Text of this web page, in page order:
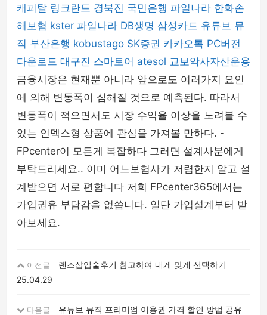
캐피탈 링크란트 경북진 국민은행 파일나라 한화손
해보험 kster 파일나라 DB생명 삼성카드 유튜브 뮤
직 부산은행 kobustago SK증권 카카오톡 PC버전
다운로드 대구진 스마토어 atesol 교보악사자산운용
금융시장은 현재뿐 아니라 앞으로도 여러가지 요인
에 의해 변동폭이 심해질 것으로 예측된다. 따라서
변동폭이 적으면서도 시장 수익율 이상을 노려볼 수
있는 인덱스형 상품에 관심을 가져볼 만하다. -
FPcenter이 모든게 복잡하다 그러면 설계사분에게
부탁드리세요.. 이미 어느보험사가 저렴한지 알고 설
계받으면 서로 편합니다 저희 FPcenter365에서는
가입권유 부담감을 없씁니다. 일단 가입설계부터 받
아보세요.
이전글
렌즈삽입술후기 참고하여 내게 맞게 선택하기
25.04.29
다음글
유튜브 뮤직 프리미엄 이용권 가격 할인 방법 공유